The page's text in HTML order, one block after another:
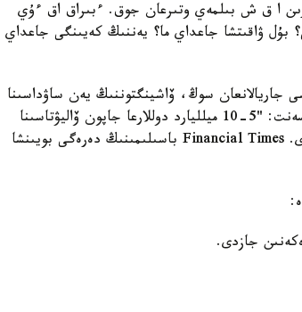
ا ق ش بىلمەي وتىرعان جوق. ءبىراق اق ءۇي
بۇل ۋاقىتشا جاعداي ما؟ يەننىڭ كەيىنگى جاعداي
جاريالانعان سوڭ، ۆاشينگتوننىڭ يەن ساۋداسىنا
قانشا قارجى جۇمساعانى بەلگىلى بولدى. سۋرەتتە سكوت بەسسەنت: "5-10 ميلليارد دوللارعا جاپون ۆاليۋتاسىنا
ساتىپ الۋ كەرەك" دەپ وزىنە ءتۇرتىپ قويعانى انىق كورىنەدى. Financial Times باسىلىمىنىڭ دەرەگى بويىنشا
جازدى.